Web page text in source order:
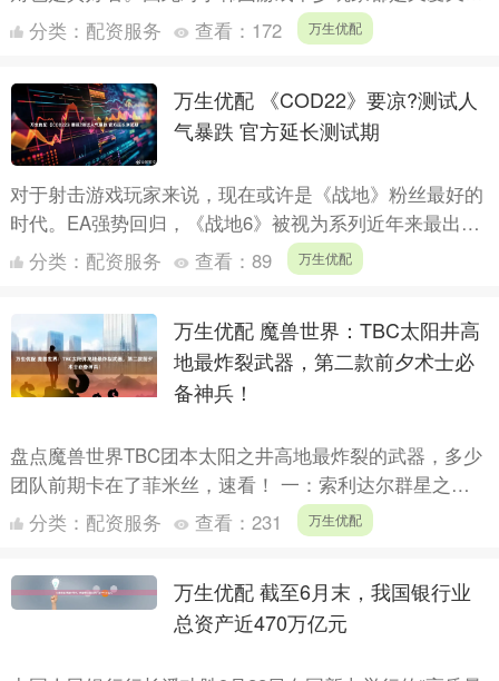
恨。在2025年第四季度依旧有不少韩游上线，其中还包括
万众期待....
分类： 配资服务 查看： 172 万生优配
万生优配 《COD22》要凉?测试人
气暴跌 官方延长测试期
对于射击游戏玩家来说，现在或许是《战地》粉丝最好的
时代。EA强势回归，《战地6》被视为系列近年来最出色
的一作；而另一边的老对手《使命召唤：黑色行动7》
分类： 配资服务 查看： 89 万生优配
万生优配 魔兽世界：TBC太阳井高
地最炸裂武器，第二款前夕术士必
备神兵！
盘点魔兽世界TBC团本太阳之井高地最炸裂的武器，多少
团队前期卡在了菲米丝，速看！ 一：索利达尔群星之怒
作为燃烧的远征版本最后的绝唱，太阳之井高地的经典不
用喵叔....
分类： 配资服务 查看： 231 万生优配
万生优配 截至6月末，我国银行业
总资产近470万亿元